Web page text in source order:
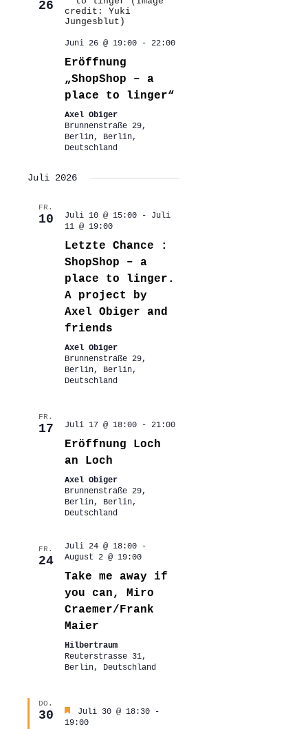
26
Juni 26 @ 19:00- 22:00
Eröffnung
„ShopShop – a
place to linger“
Axel Obiger
Brunnenstraße 29,
Berlin, Berlin,
Deutschland
Juli 2026
FR.
10 Juli 10 @ 15:00-
Juli
11 @ 19:00
Letzte Chance :
ShopShop – a
place to linger.
A project by
Axel Obiger and
friends
Axel Obiger
Brunnenstraße 29,
Berlin, Berlin,
Deutschland
FR.
17 Juli 17 @ 18:00- 21:00
Eröffnung Loch
an Loch
Axel Obiger
Brunnenstraße 29,
Berlin, Berlin,
Deutschland
FR.
24
Juli 24 @ 18:00-
August 2 @ 19:00
Take me away if
you can, Miro
Craemer/Frank
Maier
Hilbertraum
Reuterstrasse 31,
Berlin, Deutschland
DO.
30 Hervorgehoben
Juli 30 @ 18:30-
19:00